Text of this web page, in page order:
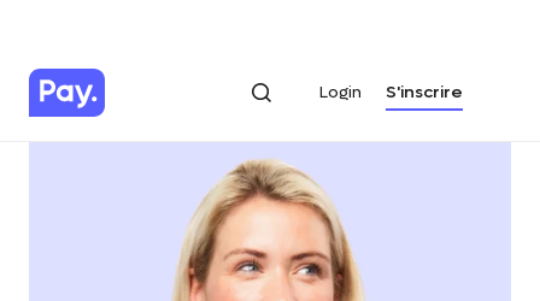
Login S'inscrire
Login S'inscrire